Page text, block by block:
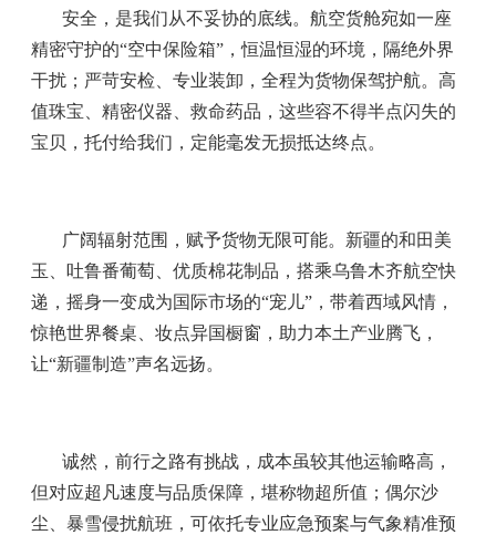
安全，是我们从不妥协的底线。航空货舱宛如一座
精密守护的“空中保险箱”，恒温恒湿的环境，隔绝外界
干扰；严苛安检、专业装卸，全程为货物保驾护航。高
值珠宝、精密仪器、救命药品，这些容不得半点闪失的
宝贝，托付给我们，定能毫发无损抵达终点。
广阔辐射范围，赋予货物无限可能。新疆的和田美
玉、吐鲁番葡萄、优质棉花制品，搭乘乌鲁木齐航空快
递，摇身一变成为国际市场的“宠儿”，带着西域风情，
惊艳世界餐桌、妆点异国橱窗，助力本土产业腾飞，
让“新疆制造”声名远扬。
诚然，前行之路有挑战，成本虽较其他运输略高，
但对应超凡速度与品质保障，堪称物超所值；偶尔沙
尘、暴雪侵扰航班，可依托专业应急预案与气象精准预